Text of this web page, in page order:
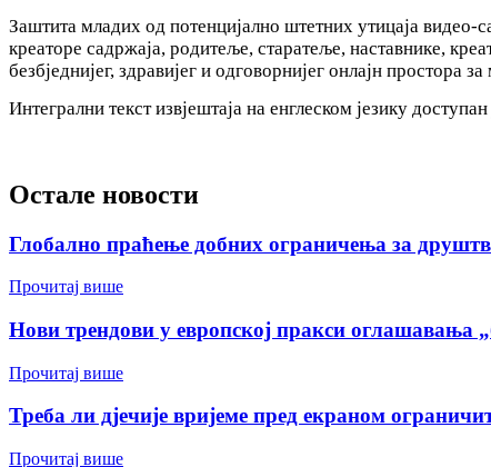
Заштита младих од потенцијално штетних утицаја видео-
креаторе садржаја, родитеље, старатеље, наставнике,
безбједнијег, здравијег и одговорнијег онлајн простора
Интегрални текст извјештаја на енглеском језику доступан
Остале новости
Глобално праћење добних ограничења за
Прочитај више
Нови трендови у европској пракси оглашавања
Прочитај више
Треба ли дјечије вријеме пред екраном
Прочитај више